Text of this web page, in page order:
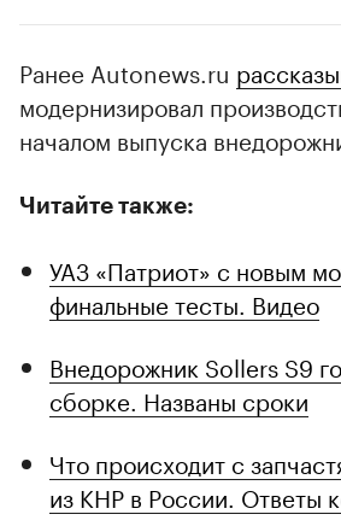
Ранее Autonews.ru
модернизировал
началом выпуска
Читайте также:
УАЗ «Патриот» с новым
финальные тесты. Видео
Внедорожник Sollers S9
сборке. Названы сроки
Что происходит с
из КНР в России. Ответы